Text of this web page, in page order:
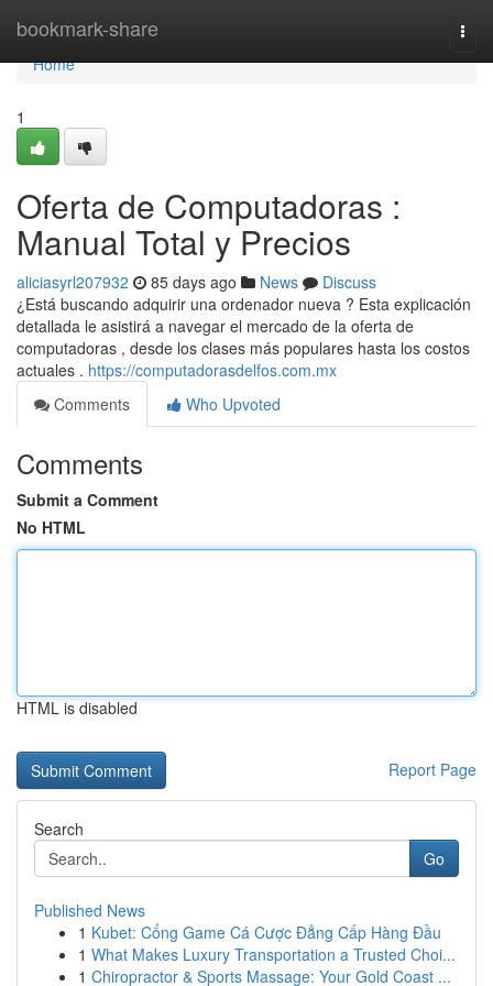
bookmark-share
Home
Home
1
Oferta de Computadoras :
Manual Total y Precios
aliciasyrl207932 85 days ago News
Discuss
¿Está buscando adquirir una ordenador nueva ? Esta explicación
detallada le asistirá a navegar el mercado de la oferta de
computadoras , desde los clases más populares hasta los costos
actuales . https://computadorasdelfos.com.mx
Comments
Who Upvoted
Comments
Submit a Comment
No HTML
HTML is disabled
Report Page
Search
Go
Published News
1 Kubet: Cổng Game Cá Cược Đẳng Cấp Hàng Đầu
1 What Makes Luxury Transportation a Trusted Choi...
1 Chiropractor & Sports Massage: Your Gold Coast ...